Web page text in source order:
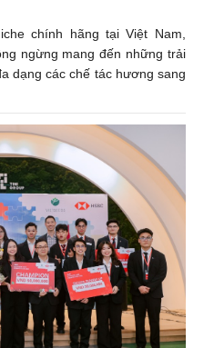
chính hãng tại Việt Nam,
ngừng mang đến những trải
dạng các chế tác hương sang